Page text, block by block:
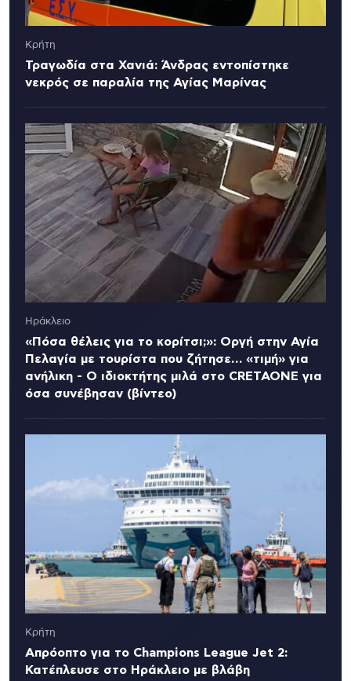
Κρήτη
Τραγωδία στα Χανιά: Άνδρας εντοπίστηκε
νεκρός σε παραλία της Αγίας Μαρίνας
Ηράκλειο
«Πόσα θέλεις για το κορίτσι;»: Οργή στην Αγία
Πελαγία με τουρίστα που ζήτησε… «τιμή» για
ανήλικη - Ο ιδιοκτήτης μιλά στο CRETAONE για
όσα συνέβησαν (βίντεο)
Κρήτη
Απρόοπτο για το Champions League Jet 2:
Κατέπλευσε στο Ηράκλειο με βλάβη